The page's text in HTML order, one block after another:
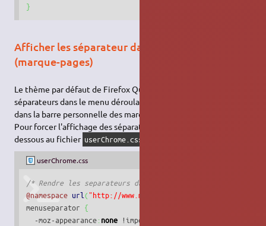
}
Afficher les séparateur dans les menus
(marque-pages)
Le thème par défaut de Firefox Quantum n'affiche plus les
séparateurs dans le menu déroulant, comme celui d'un dossier
dans la barre personnelle des marque pages.
Pour forcer l'affichage des séparateurs, ajouter le code ci-
dessous au fichier userChrome.css
userChrome.css
/* Rendre les separateurs dans les marques pages
@namespace url ("http://www.mozilla.org/keymaster/
menuseparator {
  -moz-appearance
:none !important